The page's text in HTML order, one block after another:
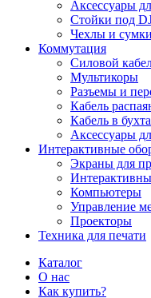
Аксессуары
Стойки под
Чехлы и
Коммутация
Силовой
Мультикоры
Разъемы и
Кабель
Кабель в
Аксессуары
Интерактивные
Экраны для
Компьютеры
Управление
Проекторы
Техника для печати
Каталог
О нас
Как купить?